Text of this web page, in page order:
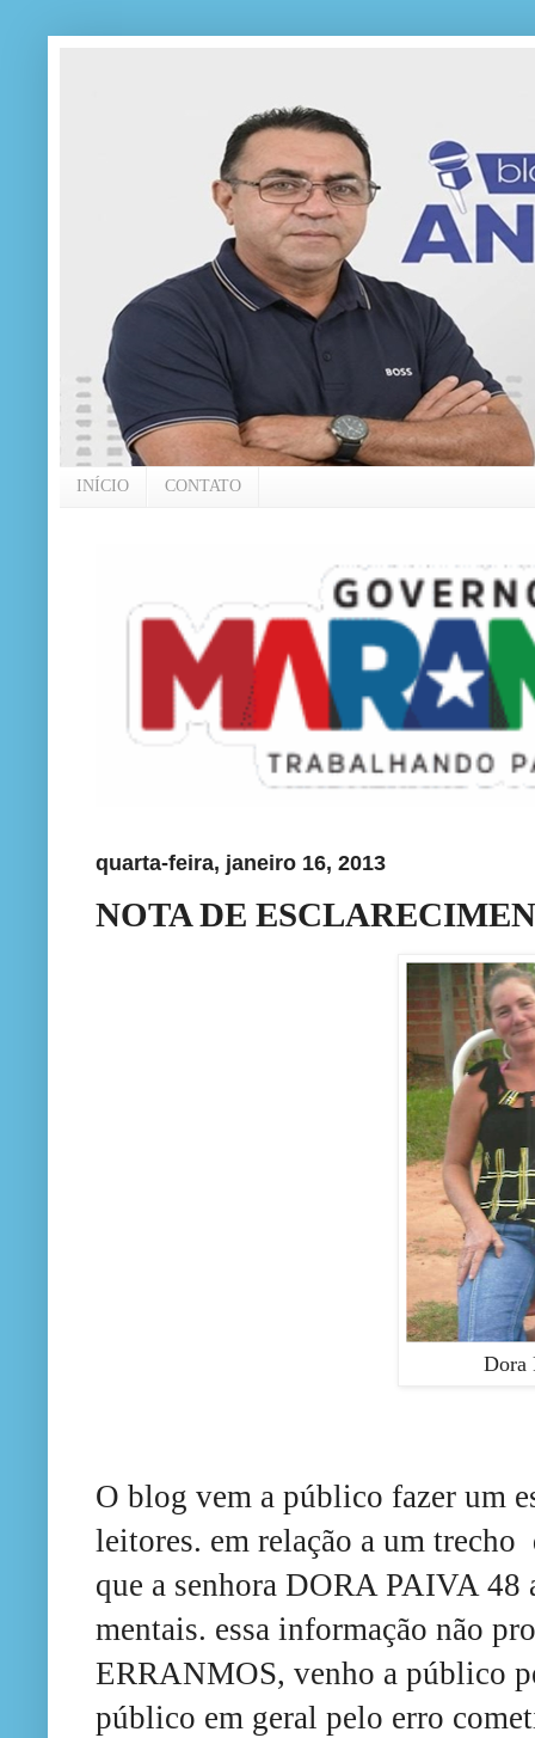
INÍCIO CONTATO
quarta-feira, janeiro 16, 2013
NOTA DE
Dora
O blog vem a público fazer um
leitores. em relação a um trecho
que a senhora DORA PAIVA 48
mentais. essa informação não
ERRANMOS, venho a público
público em geral pelo erro